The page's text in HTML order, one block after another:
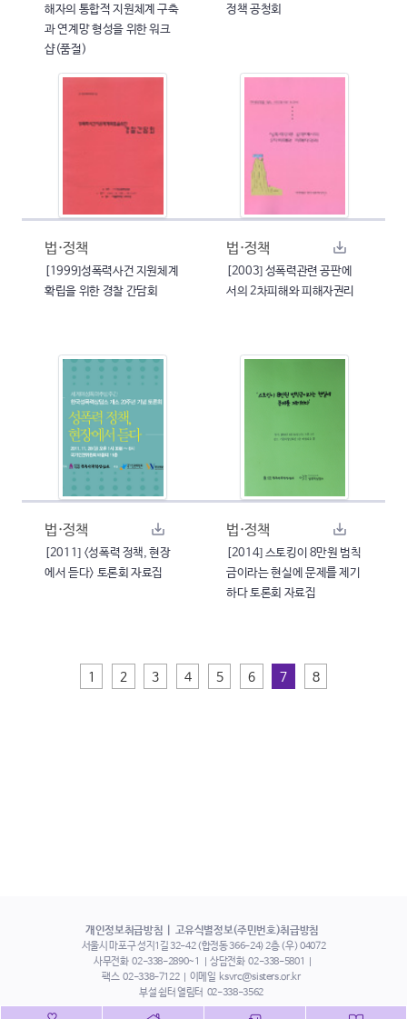
해자의 통합적 지원체계 구축
과 연계망 형성을 위한 워크
샵(품절)
정책 공청회
법·정책
[1999]성폭력사건 지원체계
확립을 위한 경찰 간담회
법·정책
[2003] 성폭력관련 공판에
서의 2차피해와 피해자권리
법·정책
[2011] <성폭력 정책, 현장
에서 듣다> 토론회 자료집
법·정책
[2014] 스토킹이 8만원 범칙
금이라는 현실에 문제를 제기
하다 토론회 자료집
1 2 3 4 5 6 7 8
개인정보취급방침 고유식별정보(주민번호)취급방침
서울시 마포구 성지1길 32-42 (합정동 366-24) 2층 (우) 04072
사무전화 02-338-2890~1 상담전화 02-338-5801
팩스 02-338-7122 이메일 ksvrc@sisters.or.kr
부설 쉼터 열림터 02-338-3562